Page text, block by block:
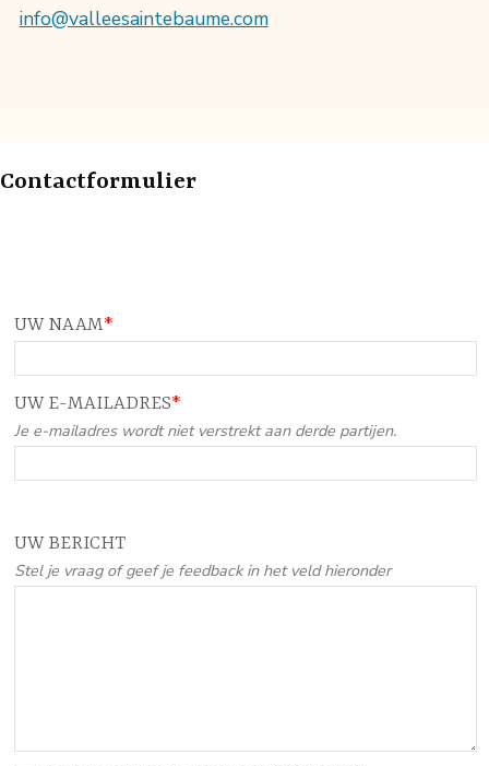
info@valleesaintebaume.com
Contactformulier
UW NAAM*
UW E-MAILADRES*
Je e-mailadres wordt niet verstrekt aan derde partijen.
UW BERICHT
Stel je vraag of geef je feedback in het veld hieronder